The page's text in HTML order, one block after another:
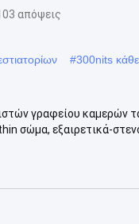
απόψεις
#300nits
γραφείου καμερών
σώμα, εξαιρετικά-στενό